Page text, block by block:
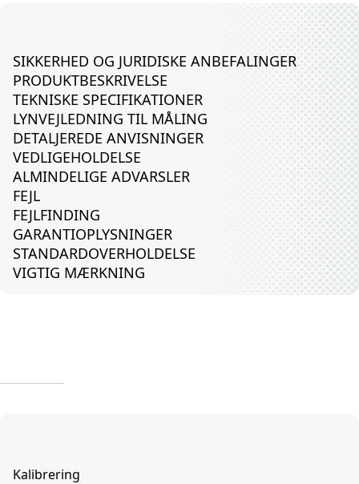
SIKKERHED OG JURIDISKE ANBEFALINGER
PRODUKTBESKRIVELSE
TEKNISKE SPECIFIKATIONER
LYNVEJLEDNING TIL MÅLING
DETALJEREDE ANVISNINGER
VEDLIGEHOLDELSE
ALMINDELIGE ADVARSLER
FEJL
FEJLFINDING
GARANTIOPLYSNINGER
STANDARDOVERHOLDELSE
VIGTIG MÆRKNING
Kalibrering